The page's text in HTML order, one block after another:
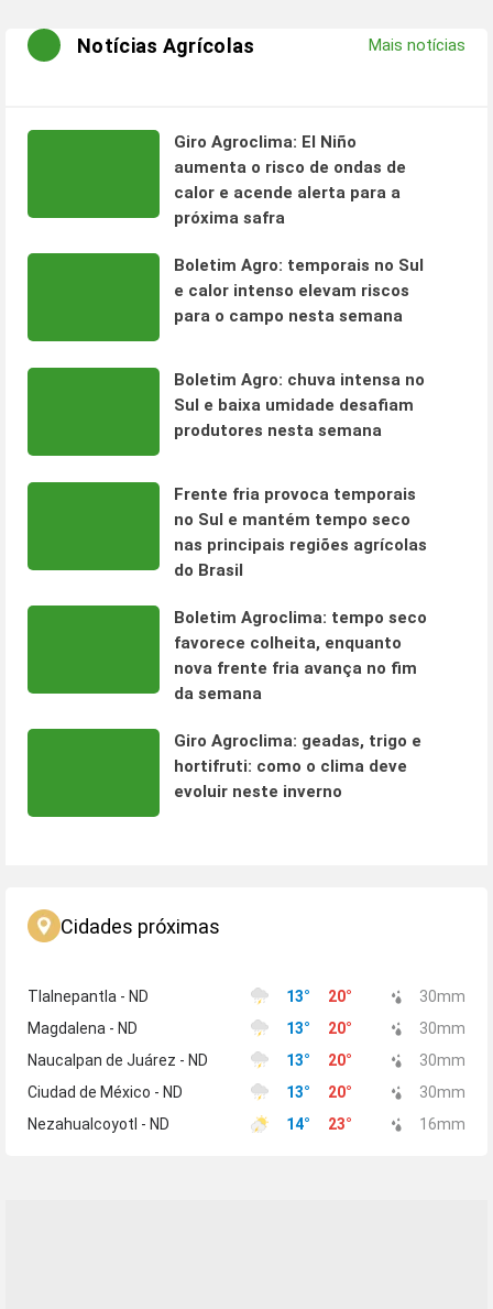
Notícias Agrícolas Mais notícias
Giro Agroclima: El Niño
aumenta o risco de ondas de
calor e acende alerta para a
próxima safra
Boletim Agro: temporais no Sul
e calor intenso elevam riscos
para o campo nesta semana
Boletim Agro: chuva intensa no
Sul e baixa umidade desafiam
produtores nesta semana
Frente fria provoca temporais
no Sul e mantém tempo seco
nas principais regiões agrícolas
do Brasil
Boletim Agroclima: tempo seco
favorece colheita, enquanto
nova frente fria avança no fim
da semana
Giro Agroclima: geadas, trigo e
hortifruti: como o clima deve
evoluir neste inverno
Cidades próximas
Tlalnepantla - ND 13° 20° 30mm
Magdalena - ND
13° 20° 30mm
Naucalpan de Juárez - ND
13° 20° 30mm
Ciudad de México - ND
13° 20° 30mm
Nezahualcoyotl - ND
14° 23° 16mm